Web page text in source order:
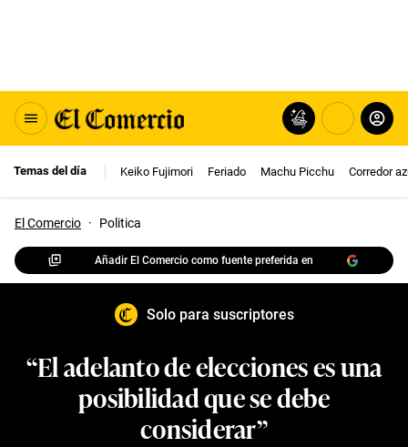
Temas del día Keiko Fujimori Feriado Machu Picchu Corredor
El Comercio · Politica
Añadir El Comercio como fuente preferida en
Solo para suscriptores
“El adelanto de elecciones es una
posibilidad que se debe
considerar”